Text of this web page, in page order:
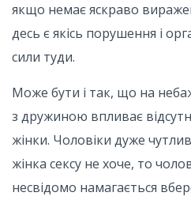
якщо немає яскраво
десь є якісь порушення і
сили туди.
Може бути і так, що на
з дружиною впливає
жінки. Чоловіки дуже
жінка сексу не хоче, то
несвідомо намагається